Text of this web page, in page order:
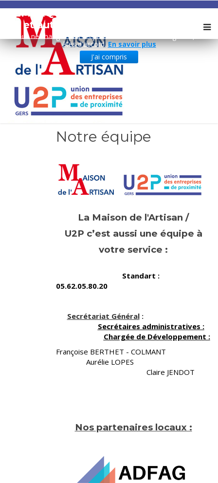
REMARQUE ! Ce site utilise des cookies
et autres technologies similaires.
Si vous ne changez pas les paramètres de votre navigateur, vous
êtes d'accord.En savoir plus
J'ai compris
Notre équipe
La Maison de l'Artisan /
U2P c’est aussi une équipe à
votre service :
Standart :
05.62.05.80.20
Secrétariat Général:
Secrétaires administratives :
Chargée de Développement :
Françoise BERTHET - COLMANT
Aurélie LOPES
Claire JENDOT
Nos partenaires locaux :